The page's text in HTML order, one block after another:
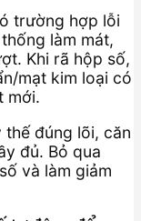
trường hợp lỗi
làm mát,
Khi rã hộp số,
mạt kim loại có
mới.
đúng lõi, căn
đủ. Bỏ qua
và làm giảm